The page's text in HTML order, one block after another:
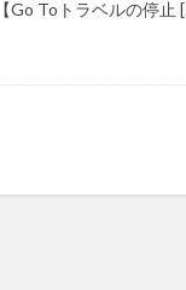
Go Toトラベルの停止